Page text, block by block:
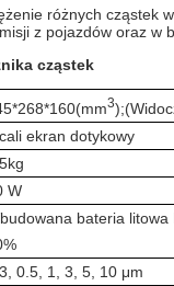
różnych cząstek
z pojazdów oraz w
cząstek
(mm3);
ekran dotykowy
W
bateria
0.5, 1, 3, 5, 10 μm